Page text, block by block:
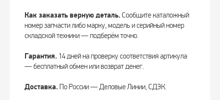
Как заказать верную деталь.Сообщите каталожный
номер запчасти либо марку, модель и серийный номер
складской техники — подберём точно.
Гарантия. 14 дней на проверку соответствия артикула
— бесплатный обмен или возврат денег.
Доставка.По России — Деловые Линии, СДЭК.